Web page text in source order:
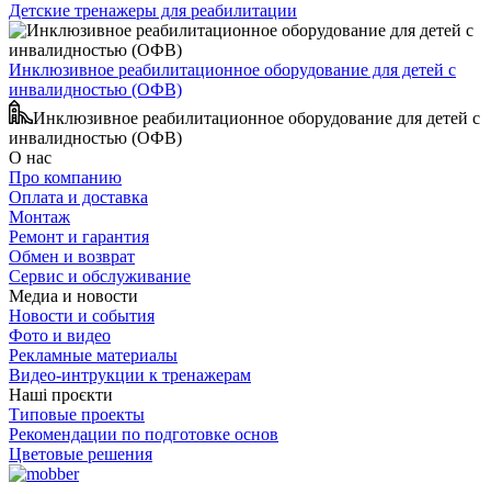
Детские тренажеры для реабилитации
Инклюзивное реабилитационное оборудование для детей с
инвалидностью (ОФВ)
Инклюзивное реабилитационное оборудование для детей с
инвалидностью (ОФВ)
О нас
Про компанию
Оплата и доставка
Монтаж
Ремонт и гарантия
Обмен и возврат
Сервис и обслуживание
Медиа и новости
Новости и события
Фото и видео
Рекламные материалы
Видео-интрукции к тренажерам
Наші проєкти
Типовые проекты
Рекомендации по подготовке основ
Цветовые решения